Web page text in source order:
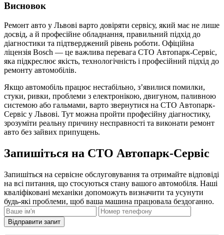
Висновок
Ремонт авто у Львові варто довіряти сервісу, який має не лише
досвід, а й професійне обладнання, правильний підхід до
діагностики та підтверджений рівень роботи. Офіційна
ліцензія Bosch — це важлива перевага СТО Автопарк-Сервіс,
яка підкреслює якість, технологічність і професійний підхід до
ремонту автомобілів.
Якщо автомобіль працює нестабільно, з’явилися помилки,
стуки, ривки, проблеми з електронікою, двигуном, паливною
системою або гальмами, варто звернутися на СТО Автопарк-
Сервіс у Львові. Тут можна пройти професійну діагностику,
зрозуміти реальну причину несправності та виконати ремонт
авто без зайвих припущень.
Запишіться на СТО Автопарк-Сервіс
Запишіться на сервісне обслуговування та отримайте відповіді
на всі питання, що стосуються стану вашого автомобіля. Наші
кваліфіковані механіки допоможуть визначити та усунути
будь-які проблеми, щоб ваша машина працювала бездоганно.
Відправити запит